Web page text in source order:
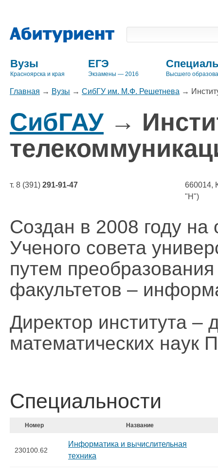
Вузы
Красноярска и края
ЕГЭ
Экзамены — 2016 Высшего
Главная → Вузы → СибГУ им. М.Ф. Решетнева →
СибГАУ →
т. 8 (391) 291-91-47
660014,
"Н")
Создан в 2008 году
Ученого совета
путем
факультетов –
Директор института –
математических наук
Специальности
Номер Название
230100.62
Информатика и вычислительная
техника